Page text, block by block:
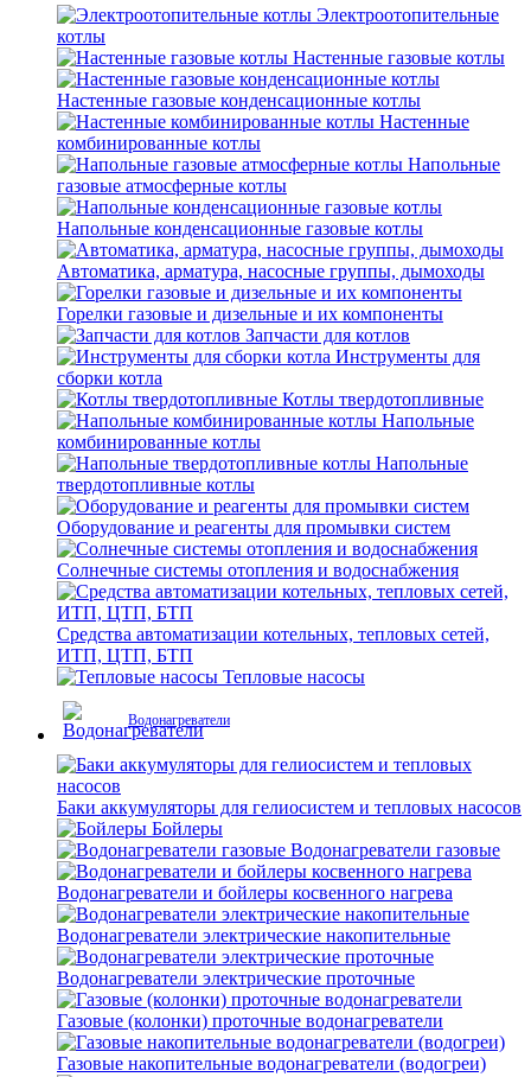
Электроотопительные
котлы
Настенные газовые котлы
Настенные газовые конденсационные котлы
Настенные
комбинированные котлы
Напольные
газовые атмосферные котлы
Напольные конденсационные газовые котлы
Автоматика, арматура, насосные группы, дымоходы
Горелки газовые и дизельные и их компоненты
Запчасти для котлов
Инструменты для
сборки котла
Котлы твердотопливные
Напольные
комбинированные котлы
Напольные
твердотопливные котлы
Оборудование и реагенты для промывки систем
Солнечные системы отопления и водоснабжения
Средства автоматизации котельных, тепловых сетей,
ИТП, ЦТП, БТП
Тепловые насосы
Водонагреватели
Баки аккумуляторы для гелиосистем и тепловых насосов
Бойлеры
Водонагреватели газовые
Водонагреватели и бойлеры косвенного нагрева
Водонагреватели электрические накопительные
Водонагреватели электрические проточные
Газовые (колонки) проточные водонагреватели
Газовые накопительные водонагреватели (водогреи)